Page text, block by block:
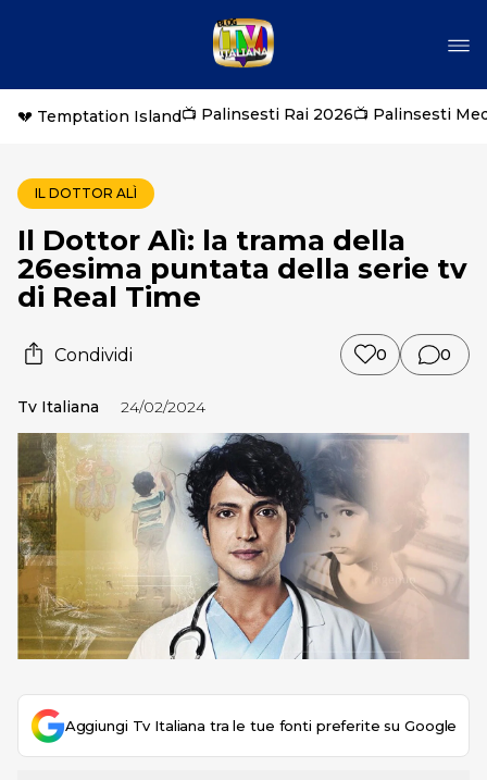
💔 Temptation Island📺 Palinsesti Rai 2026📺 Palinsesti
IL DOTTOR ALÌ
Il Dottor Alì: la trama della
26esima puntata della serie tv
di Real Time
Condividi 0 0
Tv Italiana 24/02/2024
Aggiungi Tv Italiana tra le tue fonti preferite su Google